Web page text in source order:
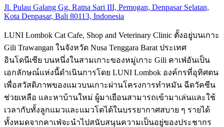
Jl. Pulau Galang Gg. Ratna Sari III, Pemogan, Denpasar Selatan,
Kota Denpasar, Bali 80113, Indonesia
LUNI Lombok Cat Cafe, Shop and Veterinary Clinic ตั้งอยู่บนเกาะ
Gili Trawangan ในจังหวัด Nusa Tenggara Barat ประเทศ
อินโดนีเซีย บนหนึ่งในสามเกาะของหมู่เกาะ Gili คาเฟ่อันเป็น
เอกลักษณ์แห่งนี้ดำเนินการโดย LUNI Lombok องค์กรที่อุทิศตน
เพื่อสวัสดิภาพของแมวบนเกาะผ่านโครงการทำหมัน ฉีดวัคซีน
ช่วยเหลือ และหาบ้านใหม่ ผู้มาเยือนสามารถเข้ามาเล่นและใช้
เวลากับทั้งลูกแมวและแมวโตได้ในบรรยากาศสบาย ๆ รายได้
ทั้งหมดจากคาเฟ่จะนำไปสนับสนุนความเป็นอยู่ของประชากร